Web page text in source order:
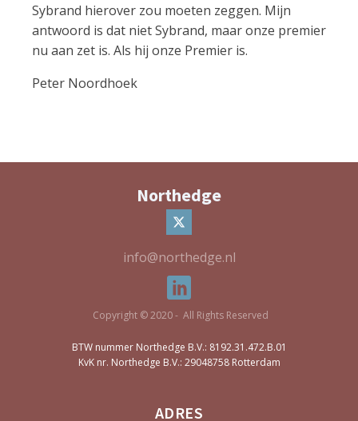
Sybrand hierover zou moeten zeggen. Mijn
antwoord is dat niet Sybrand, maar onze premier
nu aan zet is. Als hij onze Premier is.
Peter Noordhoek
Northedge
info@northedge.nl
Copyright © 2020 - All Rights Reserved
BTW nummer Northedge B.V.: 8192.31.472.B.01
KvK nr. Northedge B.V.: 29048758 Rotterdam
ADRES